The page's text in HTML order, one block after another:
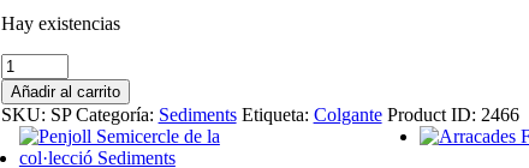
Hay existencias
Colgante
Hoja
"Sediments"
cantidad
Añadir al carrito
SKU: SP Categoría: Sediments Etiqueta: Colgante Product ID: 2466